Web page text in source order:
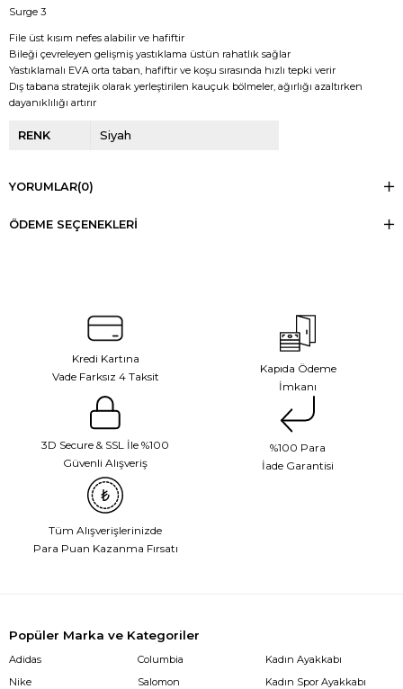
Surge 3
File üst kısım nefes alabilir ve hafiftir
Bileği çevreleyen gelişmiş yastıklama üstün rahatlık sağlar
Yastıklamalı EVA orta taban, hafiftir ve koşu sırasında hızlı tepki verir
Dış tabana stratejik olarak yerleştirilen kauçuk bölmeler, ağırlığı azaltırken
dayanıklılığı artırır
RENK Siyah
YORUMLAR(0)
ÖDEME SEÇENEKLERI
Kredi Kartına
Vade Farksız 4 Taksit
Kapıda Ödeme
İmkanı
3D Secure & SSL İle %100
Güvenli Alışveriş
%100 Para
İade Garantisi
Tüm Alışverişlerinizde
Para Puan Kazanma Fırsatı
Popüler Marka ve Kategoriler
Adidas
Nike
Columbia
Salomon
Kadın Ayakkabı
Kadın Spor Ayakkabı